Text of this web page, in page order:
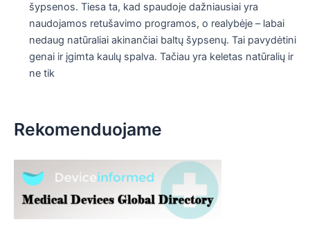
šypsenos. Tiesa ta, kad spaudoje dažniausiai yra
naudojamos retušavimo programos, o realybėje – labai
nedaug natūraliai akinančiai baltų šypsenų. Tai pavydėtini
genai ir įgimta kaulų spalva. Tačiau yra keletas natūralių ir
ne tik
Rekomenduojame